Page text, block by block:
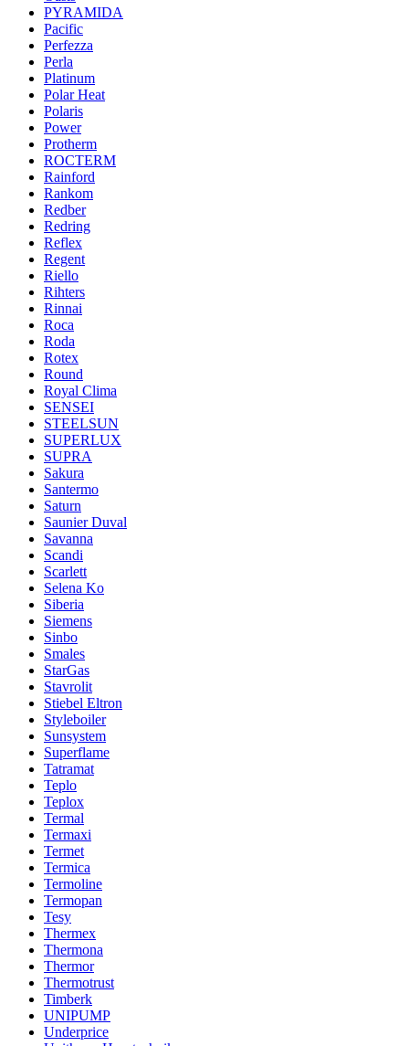
PYRAMIDA
Pacific
Perfezza
Perla
Platinum
Polar Heat
Polaris
Power
Protherm
ROCTERM
Rainford
Rankom
Redber
Redring
Reflex
Regent
Riello
Rihters
Rinnai
Roca
Roda
Rotex
Round
Royal Clima
SENSEI
STEELSUN
SUPERLUX
SUPRA
Sakura
Santermo
Saturn
Saunier Duval
Savanna
Scandi
Scarlett
Selena Ko
Siberia
Siemens
Sinbo
Smales
StarGas
Stavrolit
Stiebel Eltron
Styleboiler
Sunsystem
Superflame
Tatramat
Teplo
Teplox
Termal
Termaxi
Termet
Termica
Termoline
Termopan
Tesy
Thermex
Thermona
Thermor
Thermotrust
Timberk
UNIPUMP
Underprice